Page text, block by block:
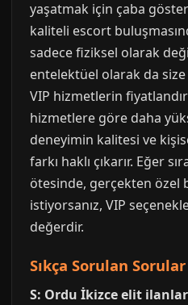
yaşatmak için çaba
kaliteli escort
sadece fiziksel olarak
entelektüel olarak da
VIP hizmetlerin
hizmetlere göre daha
deneyimin kalitesi ve
farkı haklı çıkarır. Eğer
ötesinde, gerçekten özel
istiyorsanız, VIP
değerdir.
Sıkça Sorulan Sorular
S: Ordu İkizce elit